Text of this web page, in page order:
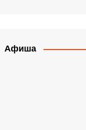
Афиша